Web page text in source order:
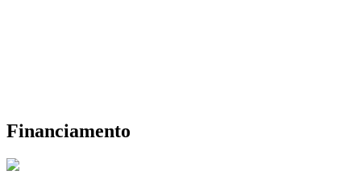
Financiamento